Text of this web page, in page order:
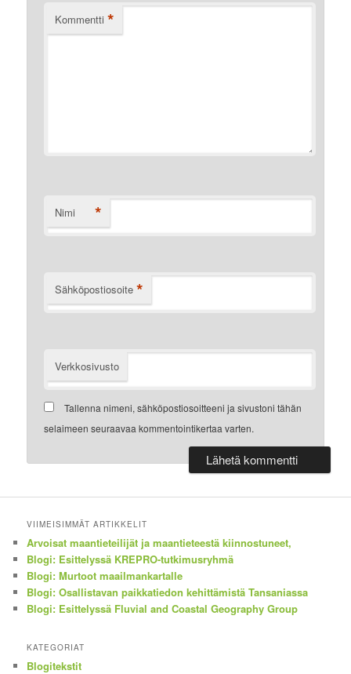
Kommentti *
Nimi *
Sähköpostiosoite *
Verkkosivusto
Tallenna nimeni, sähköpostiosoitteeni ja sivustoni tähän
selaimeen seuraavaa kommentointikertaa varten.
VIIMEISIMMÄT ARTIKKELIT
Arvoisat maantieteilijät ja maantieteestä kiinnostuneet,
Blogi: Esittelyssä KREPRO-tutkimusryhmä
Blogi: Murtoot maailmankartalle
Blogi: Osallistavan paikkatiedon kehittämistä Tansaniassa
Blogi: Esittelyssä Fluvial and Coastal Geography Group
KATEGORIAT
Blogitekstit